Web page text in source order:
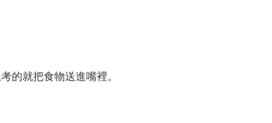
的就把食物送進嘴裡。